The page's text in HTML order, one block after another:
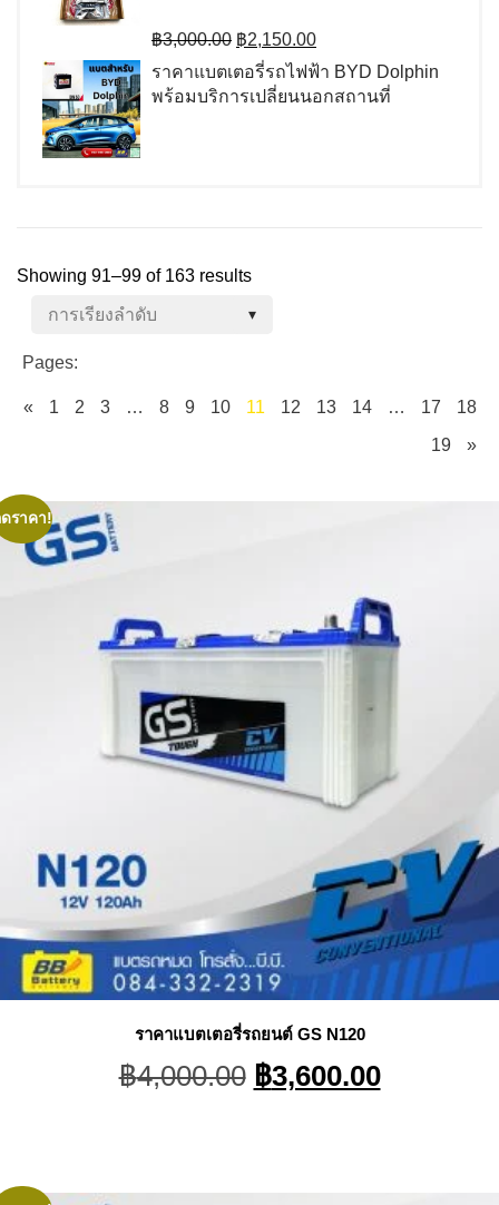
฿3,000.00 Original
price
was:
฿3,000.00.
฿2,150.00Current
price
is:
฿2,150.00.
ราคาแบตเตอรี่รถไฟฟ้า BYD Dolphin
พร้อมบริการเปลี่ยนนอกสถานที่
Showing 91–99 of 163 results
Pages:
« 1 2 3 … 8 9 10 11 12 13 14 … 17
18
19
»
ราคา!
ราคาแบตเตอรี่รถยนต์ GS N120
฿4,000.00 Original
price
฿3,600.00Current
price